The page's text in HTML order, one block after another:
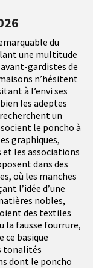
du
une multitude
gardistes de
n’hésitent
à l’envi ses
les adeptes
un
le poncho à
graphiques,
les associations
dans des
où les manches
l’idée d’une
nobles,
des textiles
la fausse fourrure,
basique
tonalités
dont le poncho